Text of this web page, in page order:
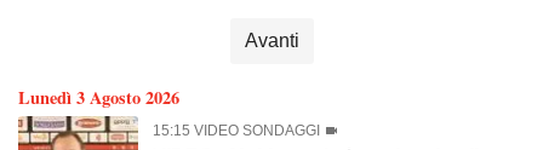
Avanti
Lunedì 3 Agosto 2026
15:15 VIDEO SONDAGGI